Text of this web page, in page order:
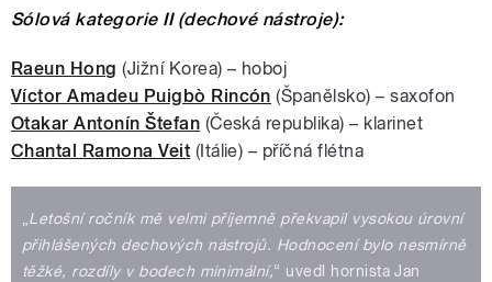
Sólová kategorie II (dechové nástroje):
Raeun Hong (Jižní Korea) – hoboj
Víctor Amadeu Puigbò Rincón (Španělsko) – saxofon
Otakar Antonín Štefan (Česká republika) – klarinet
Chantal Ramona Veit (Itálie) – příčná flétna
Letošní ročník mě velmi příjemně překvapil vysokou úrovní
přihlášených dechových nástrojů. Hodnocení bylo nesmírně
těžké, rozdíly v bodech minimální,“ uvedl hornista Jan